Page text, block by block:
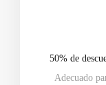
50% de
Adecuado